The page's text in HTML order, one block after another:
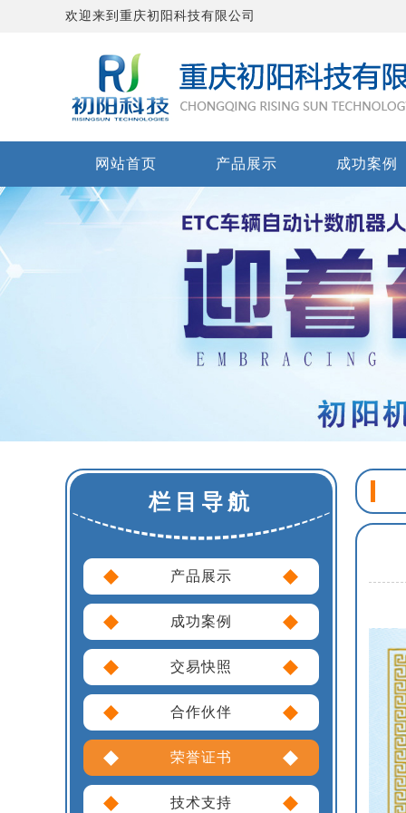
欢迎来到重庆初阳科技有限公司
网站首页 产品展示 成功案例
栏目导航
产品展示
成功案例
交易快照
合作伙伴
荣誉证书
技术支持